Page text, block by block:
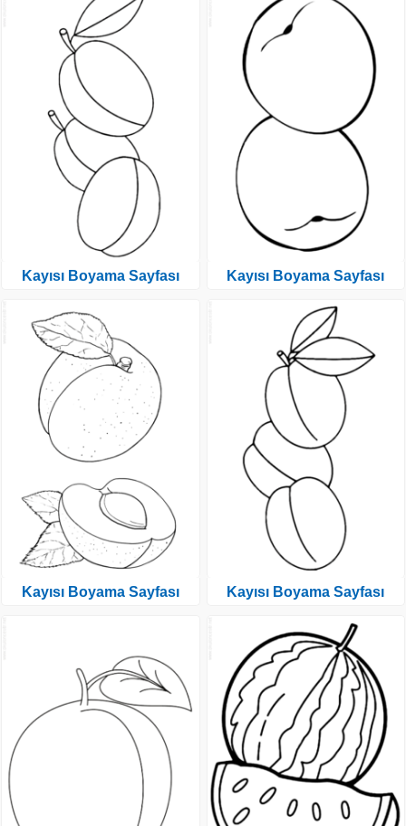
Kayısı Boyama Sayfası
Kayısı Boyama Sayfası
Kayısı Boyama Sayfası
Kayısı Boyama Sayfası